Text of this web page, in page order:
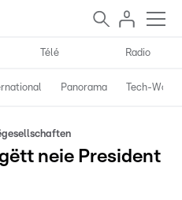
Télé Radio
Panorama Tech-World
neie President